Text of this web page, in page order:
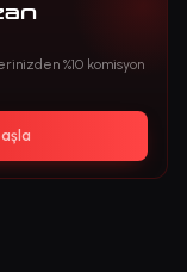
%10 komisyon